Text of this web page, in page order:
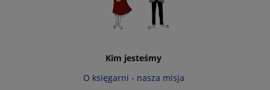
Kim jesteśmy
O księgarni - nasza misja